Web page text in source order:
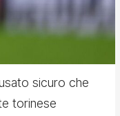
sicuro che
torinese